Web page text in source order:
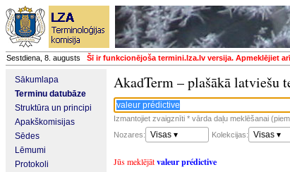
Sestdiena, 8. augusts Šī ir funkcionējoša termini.lza.lv versija. Apmeklējiet
Sākumlapa
Terminu datubāze
Struktūra un principi
Apakškomisijas
Sēdes
Lēmumi
Protokoli
AkadTerm – plašākā latviešu
Izmantojiet zvaigznīti * vārda daļu meklēšanai
Nozares:
Visas ▾ Kolekcijas: Visas ▾
Jūs meklējātvaleur prédictive